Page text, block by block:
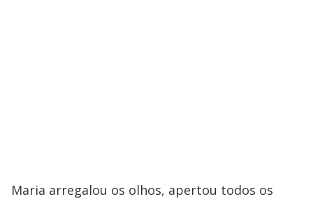
Maria arregalou os olhos, apertou todos os